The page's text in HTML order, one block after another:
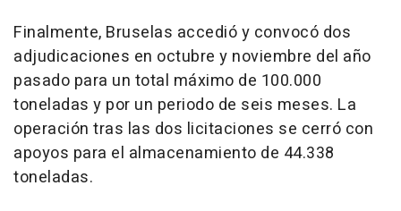
Finalmente, Bruselas accedió y convocó dos
adjudicaciones en octubre y noviembre del año
pasado para un total máximo de 100.000
toneladas y por un periodo de seis meses. La
operación tras las dos licitaciones se cerró con
apoyos para el almacenamiento de 44.338
toneladas.